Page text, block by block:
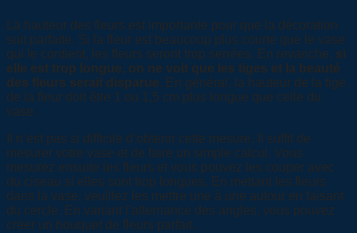
La hauteur des fleurs est importante pour que la décoration
soit parfaite. Si la fleur est beaucoup plus courte que le vase
qui le contient, les fleurs seront trop serrées. En revanche, si
elle est trop longue, on ne voit que les tiges et la beauté
des fleurs serait disparue. En général, la hauteur de la tige
de la fleur doit être 1 ou 1,5 cm plus longue que celle du
vase.
Il n’est pas si difficile d’obtenir cette mesure. Il suffit de
mesurer votre vase et de faire un simple calcul. Vous
mesurez ensuite les fleurs et vous pouvez les couper avec
du ciseau si elles sont trop longues. En mettant les fleurs
dans la vase, veuillez les mettre une à une autour en faisant
du cercle. En variant l’alternance des angles, vous pouvez
créer un bouquet de fleurs parfait.